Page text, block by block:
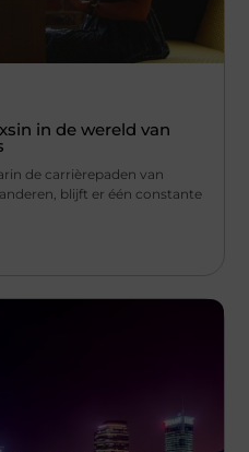
in de wereld van
de carrièrepaden van
blijft er één constante